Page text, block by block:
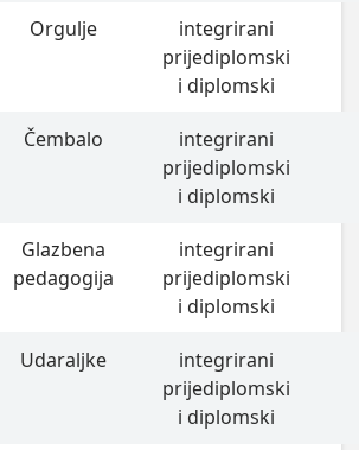
Orgulje
integrirani
prijediplomski
i diplomski
Čembalo
integrirani
prijediplomski
i diplomski
Glazbena
pedagogija
integrirani
prijediplomski
i diplomski
Udaraljke
integrirani
prijediplomski
i diplomski